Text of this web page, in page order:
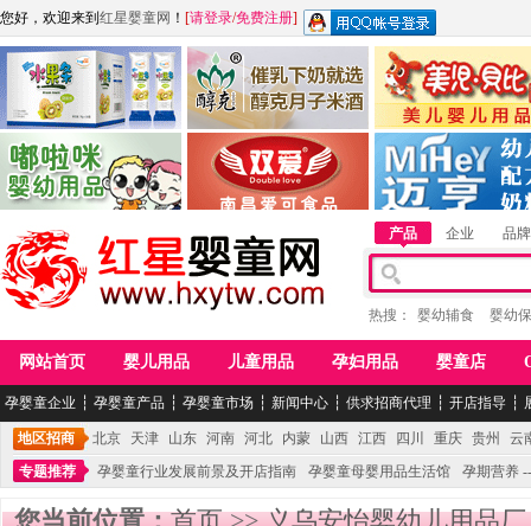
您好，欢迎来到 红星婴童网 ！ [请登录/免费注册]
江西麦嘟嘟食品有限公司
青岛嘟啦咪婴幼儿用品公司
江西醇之客月子米酒 惠州市美儿婴儿用品
湖南迈亨母婴用品有限
产品 企业 品牌
热搜： 婴幼辅食 婴幼
网站首页 婴儿用品 儿童用品 孕妇用品 婴童店
孕婴童企业 ┆ 孕婴童产品 ┆ 孕婴童市场 ┆ 新闻中心 ┆ 供求招商代理 ┆ 开店指导 ┆
地区招商 北京 天津 山东 河南 河北 内蒙 山西 江西 四川 重庆 贵州
云
专题推荐
孕婴童行业发展前景及开店指南 孕婴童母婴用品生活馆 孕期营养